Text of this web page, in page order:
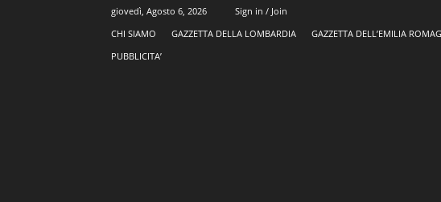
giovedì, Agosto 6, 2026
Sign in / Join
CHI SIAMO
GAZZETTA DELLA LOMBARDIA GAZZETTA DELL’EMILIA
PUBBLICITA’